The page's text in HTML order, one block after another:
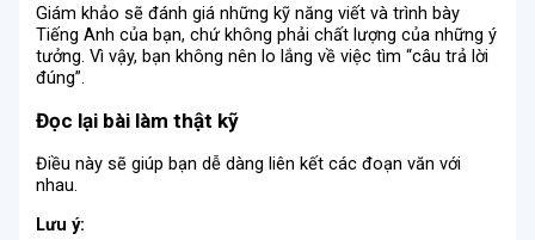
Giám khảo sẽ đánh giá những kỹ năng viết và trình bày
Tiếng Anh của bạn, chứ không phải chất lượng của những ý
tưởng. Vì vậy, bạn không nên lo lắng về việc tìm “câu trả lời
đúng”.
Đọc lại bài làm thật kỹ
Điều này sẽ giúp bạn dễ dàng liên kết các đoạn văn với
nhau.
Lưu ý: